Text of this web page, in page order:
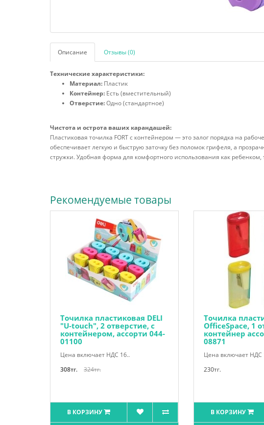
Описание Отзывы (0)
Технические характеристики:
Материал: Пластик
Контейнер: Есть (вместительный)
Отверстие:Одно (стандартное)
Чистота и острота ваших карандашей:
Пластиковая точилка FORT с контейнером — это залог порядка на
обеспечивает легкую и быструю заточку без поломок грифеля, а
стружки. Удобная форма для комфортного использования как ребенком,
Рекомендуемые товары
Точилка пластиковая DELI
"U-touch", 2 отверстие, с
контейнером, ассорти 044-
01100
Цена включает НДС 16..
308тг.
324тг.
В КОРЗИНУ
Точилка
OfficeSpace, 1
контейнер
08871
Цена включает НДС
230тг.
В КОРЗИНУ